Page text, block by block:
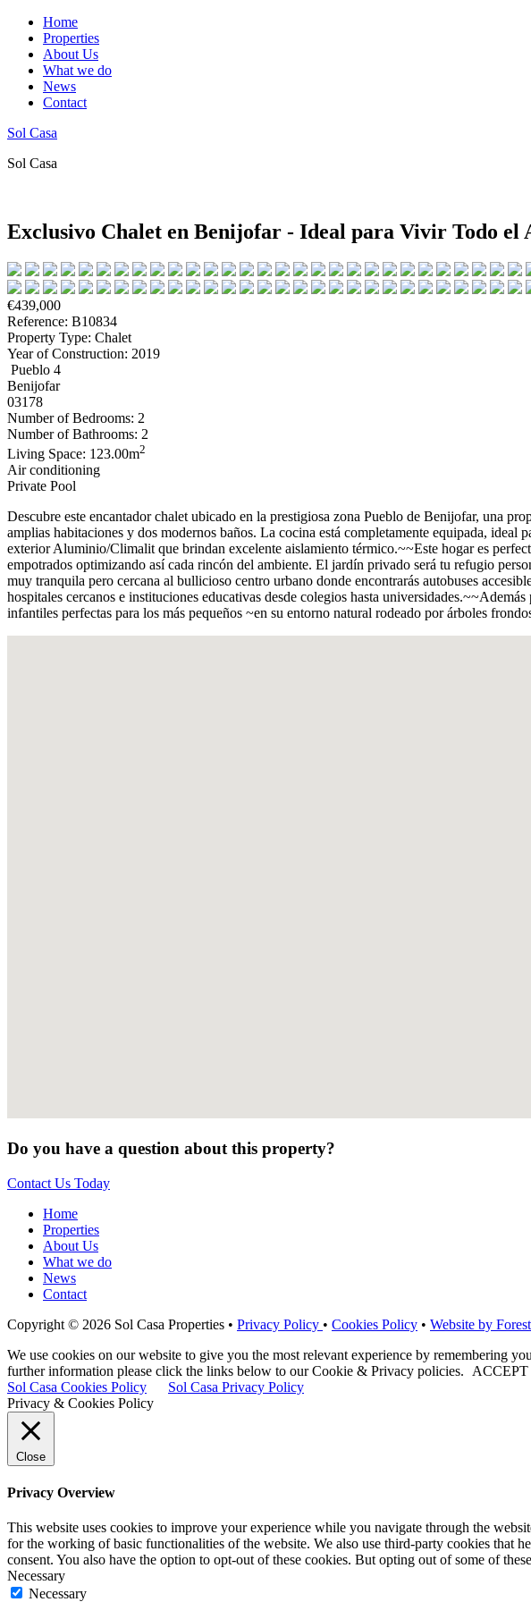
Home
Properties
About Us
What we do
News
Contact
Sol Casa
Sol Casa
Exclusivo Chalet en Benijofar - Ideal para Vivir Todo el
€439,000
Reference: B10834
Property Type: Chalet
Year of Construction: 2019
Pueblo 4
Benijofar
03178
Number of Bedrooms: 2
Number of Bathrooms: 2
Living Space: 123.00m2
Air conditioning
Private Pool
Descubre este encantador chalet ubicado en la prestigiosa zona Pueblo de Benijofar, una
amplias habitaciones y dos modernos baños. La cocina está completamente equipada,
exterior Aluminio/Climalit que brindan excelente aislamiento térmico.~~Este hogar es
empotrados optimizando así cada rincón del ambiente. El jardín privado será tu refugio
muy tranquila pero cercana al bullicioso centro urbano donde encontrarás autobuses
hospitales cercanos e instituciones educativas desde colegios hasta
infantiles perfectas para los más pequeños ~en su entorno natural rodeado por árboles
Do you have a question about this property?
Contact Us Today
Home
Properties
About Us
What we do
News
Contact
Copyright © 2026 Sol Casa Properties • Privacy Policy • Cookies Policy • Website by
We use cookies on our website to give you the most relevant experience by remembering
further information please click the links below to our Cookie & Privacy policies.
ACCEPT
Sol Casa Cookies Policy
Sol Casa Privacy Policy
Privacy & Cookies Policy
Close
Privacy Overview
This website uses cookies to improve your experience while you navigate through the
for the working of basic functionalities of the website. We also use third-party cookies that
consent. You also have the option to opt-out of these cookies. But opting out of some of
Necessary
Necessary